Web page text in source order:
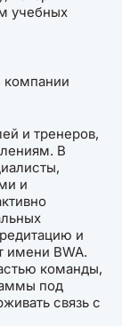
учебных
и тренеров,
В
и
и
имени BWA.
команды,
под
связь с